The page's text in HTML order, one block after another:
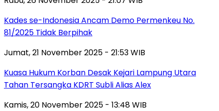
Kades se-Indonesia Ancam Demo Permenkeu No.
81/2025 Tidak Berpihak
Jumat, 21 November 2025 - 21:53 WIB
Kuasa Hukum Korban Desak Kejari Lampung Utara
Tahan Tersangka KDRT Subli Alias Alex
Kamis, 20 November 2025 - 13:48 WIB